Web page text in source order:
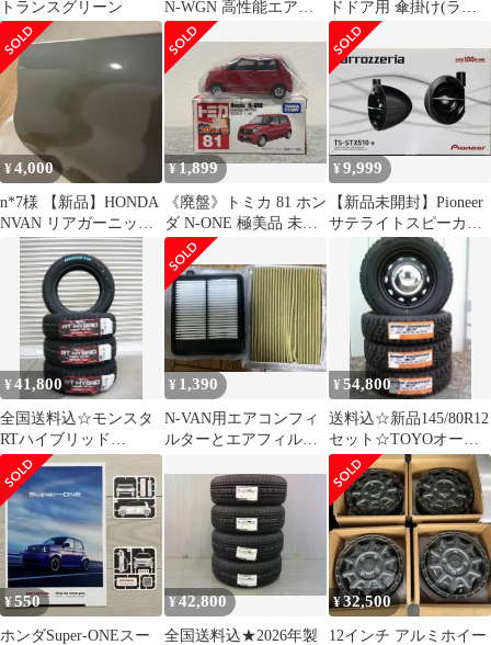
トランスグリーン
N-WGN 高性能エアコ
ンフィルターDCC3003
ドドア用 傘掛け(ライ
トグレー)
¥4,000
n*7様 【新品】HONDA
NVAN リアガーニッシ
ュ 新車外し品 ボタ
ニカル
¥1,899
《廃盤》トミカ 81 ホン
ダ N-ONE 極美品 未使
用 箱付
¥9,999
【新品未開封】Pioneer
サテライトスピーカー
TS-STX510-B
¥41,800
全国送料込☆モンスタ
RTハイブリッド
☆165/65R14☆ゴツゴツ
タイヤ
¥ 1,390
N-VAN用エアコンフィ
ルターとエアフィルタ
¥54,800
送料込☆新品145/80R12
セット☆TOYOオープ
ンカントリーRT☆N-
VAN
¥550
ホンダSuper-ONEスー
¥42,800
全国送料込★2026年製
¥32,500
12インチ アルミホイー